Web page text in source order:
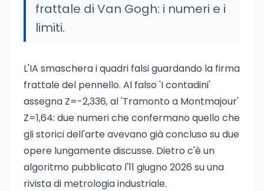
frattale di Van Gogh: i numeri e i
limiti.
L'IA smaschera i quadri falsi guardando la firma
frattale del pennello. Al falso 'I contadini'
assegna Z=-2,336, al 'Tramonto a Montmajour'
Z=1,64: due numeri che confermano quello che
gli storici dell'arte avevano già concluso su due
opere lungamente discusse. Dietro c'è un
algoritmo pubblicato l'11 giugno 2026 su una
rivista di metrologia industriale.